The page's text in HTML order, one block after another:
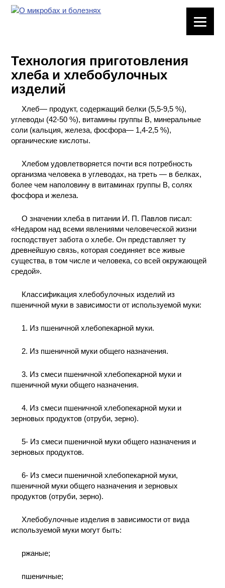
ХИМИЧЕСКАЯ
ПОСУДА
ФАКТОРЫ
МЕТОДЫ
ПРОИЗВОДСТВЕ
И ХИМИЧЕСКАЯ
КОНТАКТЫ
Технология приготовления
хлеба и хлебобулочных
изделий
Хлеб— продукт, содержащий белки (5,5-9,5 %),
углеводы (42-50 %), витамины группы В, минеральные
соли (кальция, железа, фосфора— 1,4-2,5 %),
органические кислоты.
Хлебом удовлетворяется почти вся потребность
организма человека в углеводах, на треть — в белках,
более чем наполовину в витаминах группы В, солях
фосфора и железа.
О значении хлеба в питании И. П. Павлов писал:
«Недаром над всеми явлениями человеческой жизни
господствует забота о хлебе. Он представляет ту
древнейшую связь, которая соединяет все живые
существа, в том числе и человека, со всей окружающей
средой».
Классификация хлебобулочных изделий из
пшеничной муки в зависимости от используемой муки:
1. Из пшеничной хлебопекарной муки.
2. Из пшеничной муки общего назначения.
3. Из смеси пшеничной хлебопекарной муки и
пшеничной муки общего назначения.
4. Из смеси пшеничной хлебопекарной муки и
зерновых продуктов (отруби, зерно).
5- Из смеси пшеничной муки общего назначения и
зерновых продуктов.
6- Из смеси пшеничной хлебопекарной муки,
пшеничной муки общего назначения и зерновых
продуктов (отруби, зерно).
Хлебобулочные изделия в зависимости от вида
используемой муки могут быть:
ржаные;
пшеничные;